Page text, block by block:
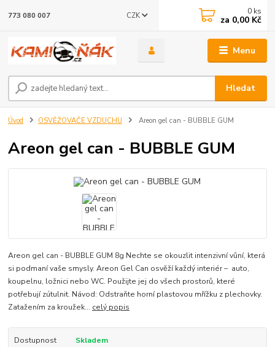
Menu
CZK
Hledat
773 080 007 0 ks
za 0,00 Kč
Úvod OSVĚŽOVAČE VZDUCHU Areon gel can - BUBBLE GUM
Areon gel can - BUBBLE GUM
Areon gel can - BUBBLE GUM 8g Nechte se okouzlit intenzivní vůní, která
si podmaní vaše smysly. Areon Gel Can osvěží každý interiér – auto,
koupelnu, ložnici nebo WC. Použijte jej do všech prostorů, které
potřebují zútulnit. Návod: Odstraňte horní plastovou mřížku z plechovky.
Zatažením za kroužek... celý popis
Dostupnost Skladem